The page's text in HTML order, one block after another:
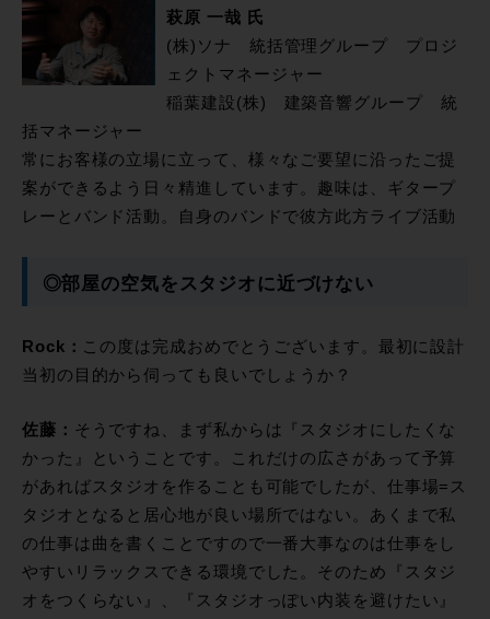
萩原 一哉 氏
(株)ソナ 統括管理グループ プロジ
ェクトマネージャー
稲葉建設(株) 建築音響グループ 統
括マネージャー
常にお客様の立場に立って、様々なご要望に沿ったご提
案ができるよう日々精進しています。趣味は、ギタープ
レーとバンド活動。自身のバンドで彼方此方ライブ活動
◎部屋の空気をスタジオに近づけない
Rock：
この度は完成おめでとうございます。最初に設計
当初の目的から伺っても良いでしょうか？
佐藤： そうですね、まず私からは『スタジオにしたくな
かった』ということです。これだけの広さがあって予算
があればスタジオを作ることも可能でしたが、仕事場=ス
タジオとなると居心地が良い場所ではない。あくまで私
の仕事は曲を書くことですので一番大事なのは仕事をし
やすいリラックスできる環境でした。そのため『スタジ
オをつくらない』、『スタジオっぽい内装を避けたい』